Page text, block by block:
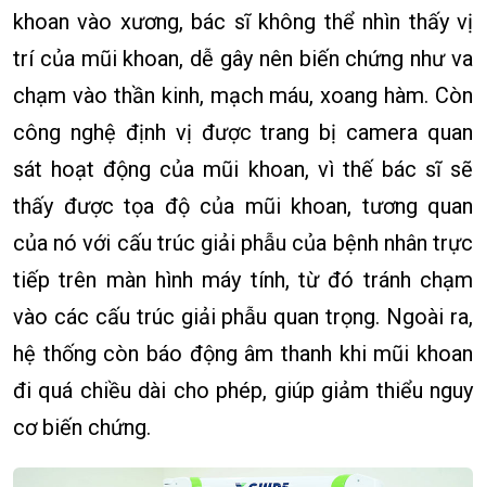
khoan vào xương, bác sĩ không thể nhìn thấy vị
trí của mũi khoan, dễ gây nên biến chứng như va
chạm vào thần kinh, mạch máu, xoang hàm. Còn
công nghệ định vị được trang bị camera quan
sát hoạt động của mũi khoan, vì thế bác sĩ sẽ
thấy được tọa độ của mũi khoan, tương quan
của nó với cấu trúc giải phẫu của bệnh nhân trực
tiếp trên màn hình máy tính, từ đó tránh chạm
vào các cấu trúc giải phẫu quan trọng. Ngoài ra,
hệ thống còn báo động âm thanh khi mũi khoan
đi quá chiều dài cho phép, giúp giảm thiểu nguy
cơ biến chứng.